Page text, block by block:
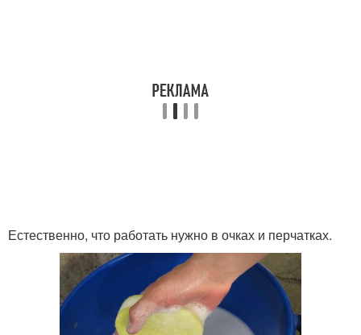
Естественно, что работать нужно в очках и перчатках.